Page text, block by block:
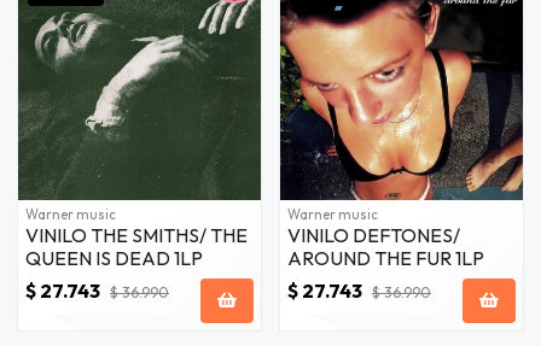
Warner music
VINILO THE SMITHS/ THE
QUEEN IS DEAD 1LP
$ 27.743 $ 36.990
Warner music
VINILO DEFTONES/
AROUND THE FUR 1LP
$ 27.743 $ 36.990